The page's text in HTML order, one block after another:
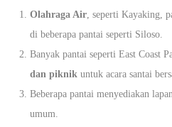
Olahraga Air , seperti Kayaking,
di beberapa pantai seperti Siloso.
Banyak pantai seperti East Coast
dan piknik untuk acara santai
Beberapa pantai menyediakan
umum.